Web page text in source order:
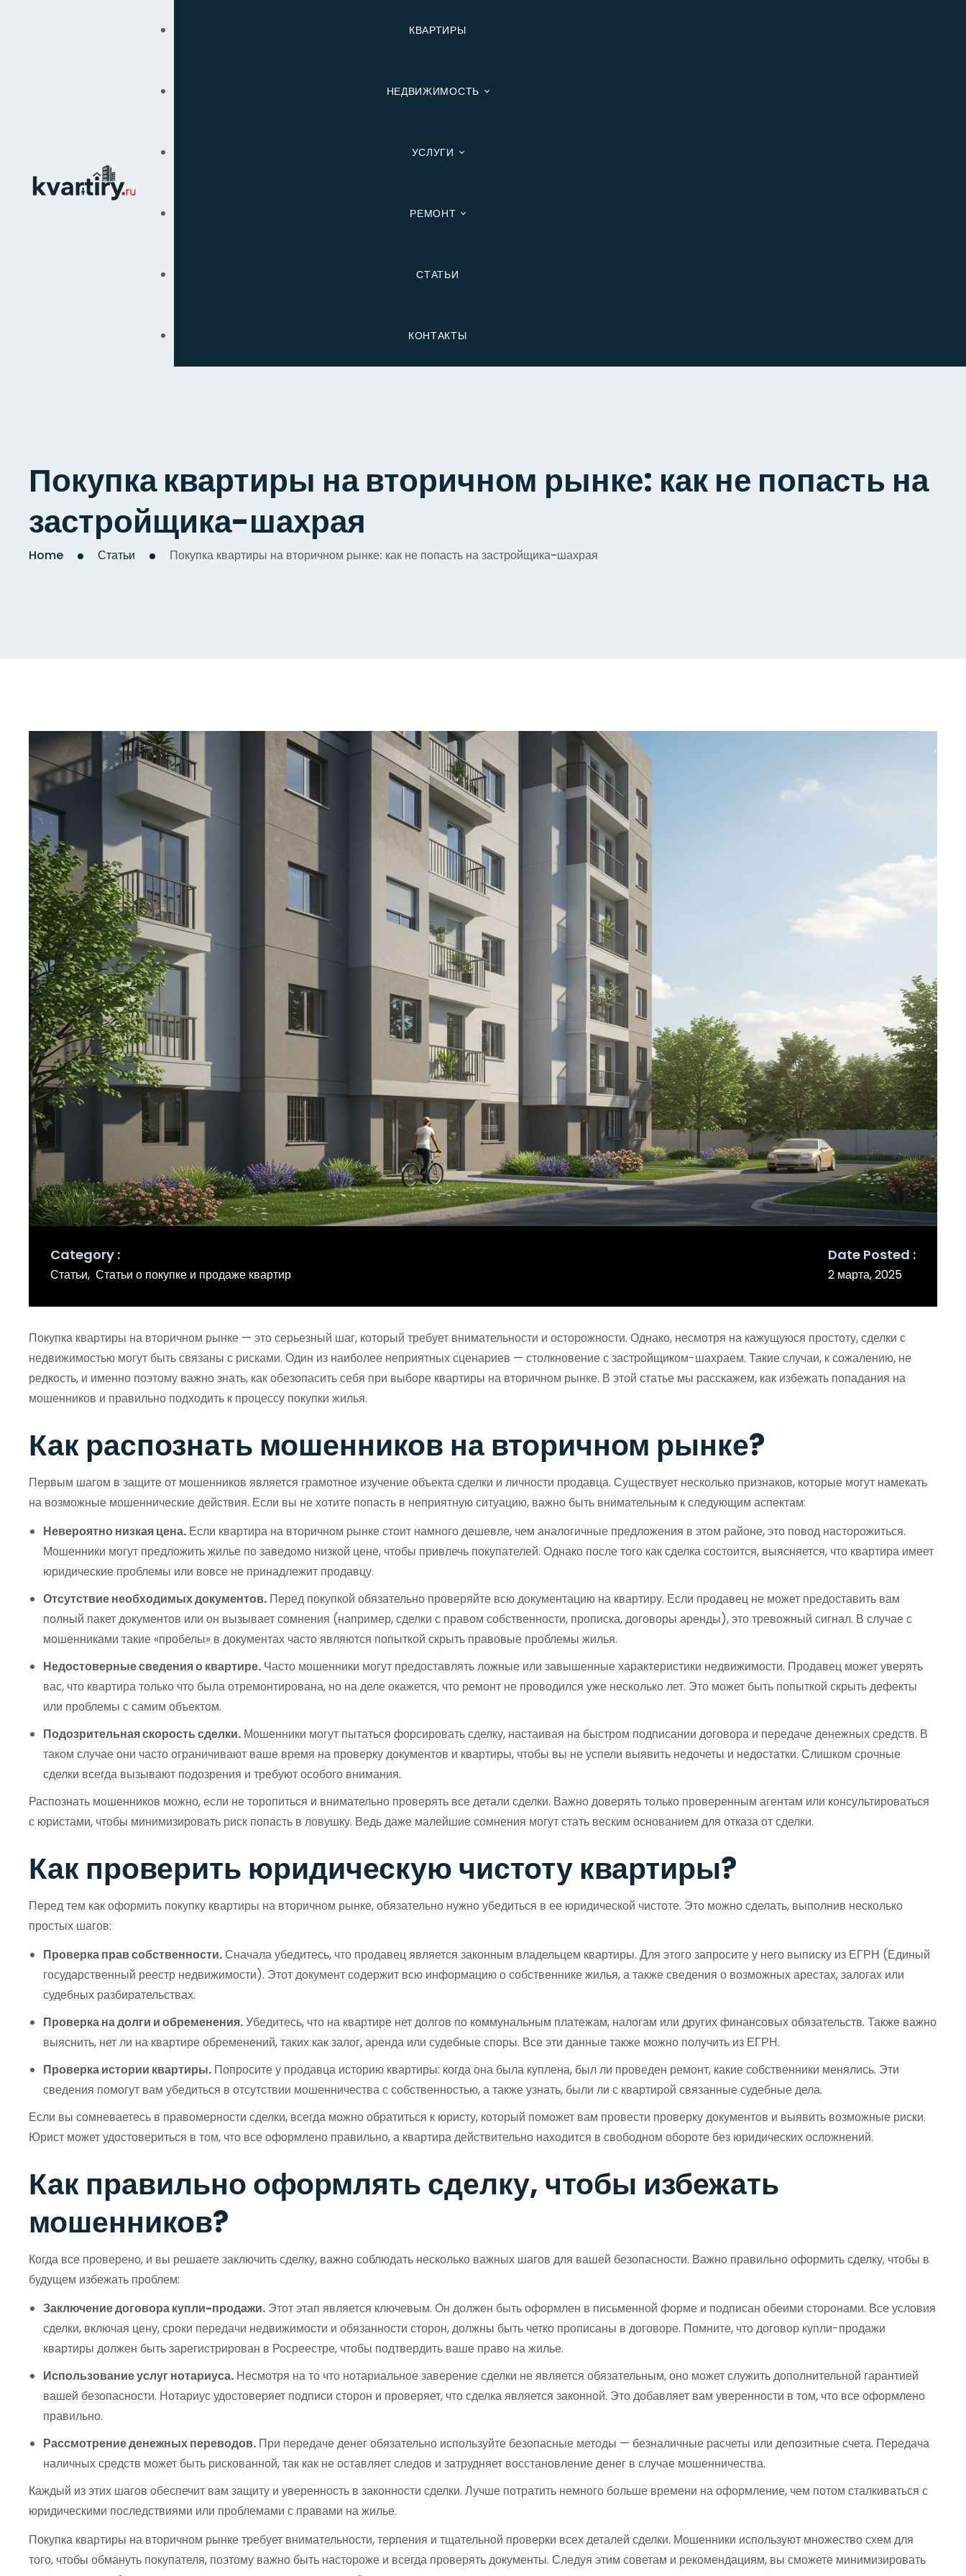
КВАРТИРЫ
НЕДВИЖИМОСТЬ
УСЛУГИ
РЕМОНТ
Капитальный
СТАТЬИ
КОНТАКТЫ
Покупка квартиры на вторичном рынке: как не попасть на
застройщика-шахрая
Home Статьи Покупка квартиры на вторичном рынке: как не попасть на застройщика-шахрая
Category
Статьи Статьи о покупке и продаже квартир
Date Posted
2 марта, 2025
Покупка квартиры на вторичном рынке — это серьезный шаг, который требует внимательности и осторожности. Однако, несмотря на кажущуюся простоту, сделки с
недвижимостью могут быть связаны с рисками. Один из наиболее неприятных сценариев — столкновение с застройщиком-шахраем. Такие случаи, к сожалению, не
редкость, и именно поэтому важно знать, как обезопасить себя при выборе квартиры на вторичном рынке. В этой статье мы расскажем, как избежать попадания на
мошенников и правильно подходить к процессу покупки жилья.
Как распознать мошенников на вторичном рынке?
Первым шагом в защите от мошенников является грамотное изучение объекта сделки и личности продавца. Существует несколько признаков, которые могут намекать
на возможные мошеннические действия. Если вы не хотите попасть в неприятную ситуацию, важно быть внимательным к следующим аспектам:
Невероятно низкая цена. Если квартира на вторичном рынке стоит намного дешевле, чем аналогичные предложения в этом районе, это повод насторожиться.
Мошенники могут предложить жилье по заведомо низкой цене, чтобы привлечь покупателей. Однако после того как сделка состоится, выясняется, что квартира имеет
юридические проблемы или вовсе не принадлежит продавцу.
Отсутствие необходимых документов. Перед покупкой обязательно проверяйте всю документацию на квартиру. Если продавец не может предоставить вам
полный пакет документов или он вызывает сомнения (например, сделки с правом собственности, прописка, договоры аренды), это тревожный сигнал. В случае с
мошенниками такие «пробелы» в документах часто являются попыткой скрыть правовые проблемы жилья.
Недостоверные сведения о квартире. Часто мошенники могут предоставлять ложные или завышенные характеристики недвижимости. Продавец может уверять
вас, что квартира только что была отремонтирована, но на деле окажется, что ремонт не проводился уже несколько лет. Это может быть попыткой скрыть дефекты
или проблемы с самим объектом.
Подозрительная скорость сделки. Мошенники могут пытаться форсировать сделку, настаивая на быстром подписании договора и передаче денежных средств. В
таком случае они часто ограничивают ваше время на проверку документов и квартиры, чтобы вы не успели выявить недочеты и недостатки. Слишком срочные
сделки всегда вызывают подозрения и требуют особого внимания.
Распознать мошенников можно, если не торопиться и внимательно проверять все детали сделки. Важно доверять только проверенным агентам или консультироваться
с юристами, чтобы минимизировать риск попасть в ловушку. Ведь даже малейшие сомнения могут стать веским основанием для отказа от сделки.
Как проверить юридическую чистоту квартиры?
Перед тем как оформить покупку квартиры на вторичном рынке, обязательно нужно убедиться в ее юридической чистоте. Это можно сделать, выполнив несколько
простых шагов:
Проверка прав собственности.Сначала убедитесь, что продавец является законным владельцем квартиры. Для этого запросите у него выписку из ЕГРН (Единый
государственный реестр недвижимости). Этот документ содержит всю информацию о собственнике жилья, а также сведения о возможных арестах, залогах или
судебных разбирательствах.
Проверка на долги и обременения.Убедитесь, что на квартире нет долгов по коммунальным платежам, налогам или других финансовых обязательств. Также важно
выяснить, нет ли на квартире обременений, таких как залог, аренда или судебные споры. Все эти данные также можно получить из ЕГРН.
Проверка истории квартиры. Попросите у продавца историю квартиры: когда она была куплена, был ли проведен ремонт, какие собственники менялись. Эти
сведения помогут вам убедиться в отсутствии мошенничества с собственностью, а также узнать, были ли с квартирой связанные судебные дела.
Если вы сомневаетесь в правомерности сделки, всегда можно обратиться к юристу, который поможет вам провести проверку документов и выявить возможные риски.
Юрист может удостовериться в том, что все оформлено правильно, а квартира действительно находится в свободном обороте без юридических осложнений.
Как правильно оформлять сделку, чтобы избежать
мошенников?
Когда все проверено, и вы решаете заключить сделку, важно соблюдать несколько важных шагов для вашей безопасности. Важно правильно оформить сделку, чтобы в
будущем избежать проблем:
Заключение договора купли-продажи. Этот этап является ключевым. Он должен быть оформлен в письменной форме и подписан обеими сторонами. Все условия
сделки, включая цену, сроки передачи недвижимости и обязанности сторон, должны быть четко прописаны в договоре. Помните, что договор купли-продажи
квартиры должен быть зарегистрирован в Росреестре, чтобы подтвердить ваше право на жилье.
Использование услуг нотариуса. Несмотря на то что нотариальное заверение сделки не является обязательным, оно может служить дополнительной гарантией
вашей безопасности. Нотариус удостоверяет подписи сторон и проверяет, что сделка является законной. Это добавляет вам уверенности в том, что все оформлено
правильно.
Рассмотрение денежных переводов. При передаче денег обязательно используйте безопасные методы — безналичные расчеты или депозитные счета. Передача
наличных средств может быть рискованной, так как не оставляет следов и затрудняет восстановление денег в случае мошенничества.
Каждый из этих шагов обеспечит вам защиту и уверенность в законности сделки. Лучше потратить немного больше времени на оформление, чем потом сталкиваться с
юридическими последствиями или проблемами с правами на жилье.
Покупка квартиры на вторичном рынке требует внимательности, терпения и тщательной проверки всех деталей сделки. Мошенники используют множество схем для
того, чтобы обмануть покупателя, поэтому важно быть настороже и всегда проверять документы. Следуя этим советам и рекомендациям, вы сможете минимизировать